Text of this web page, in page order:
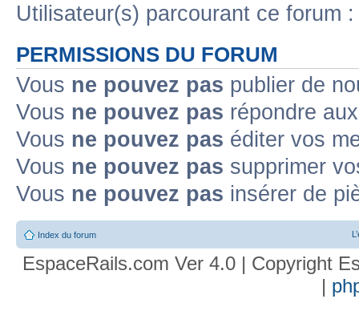
Utilisateur(s) parcourant ce forum
PERMISSIONS DU FORUM
Vous ne pouvez pas publier de
Vous ne pouvez pas répondre
Vous ne pouvez pas éditer vos
Vous ne pouvez pas supprimer
Vous ne pouvez pas insérer de
Index du forum
EspaceRails.com Ver 4.0 | Copyright
|